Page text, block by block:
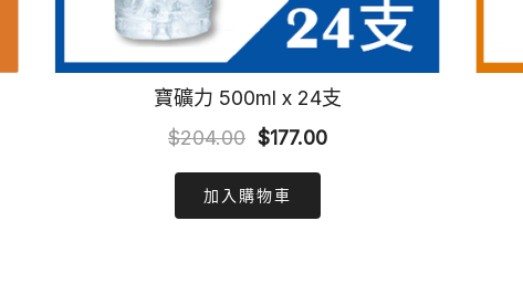
寶礦力 500ml x 24支
$204.00 Original
price
was:
$177.00Current
加入購物車